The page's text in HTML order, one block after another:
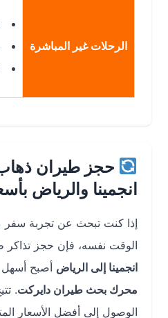
الرحلات غير المباشرة
قد
حجز طيران ذهاب
انجمينا والرياض
إذا كنت تبحث عن تجربة سفر
الوقت نفسه، فإن حجز تذاكر
انجمينا إلى الرياضأصبح أسهل من
محرك بحث طيران دايركت. تتيح لك
الوصول إلى أفضل الأسعار